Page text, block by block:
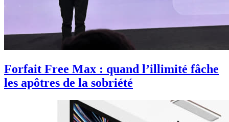
Forfait Free Max : quand l’illimité fâche
les apôtres de la sobriété